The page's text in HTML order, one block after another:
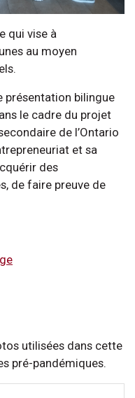
qui vise à
au moyen
présentation bilingue
le cadre du projet
de l’Ontario
et sa
des
de faire preuve de
utilisées dans cette
pré-pandémiques.